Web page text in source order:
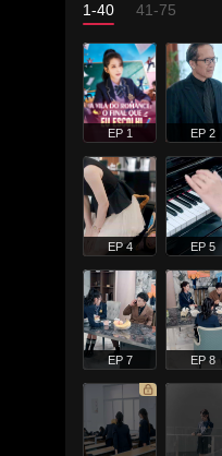
1-40 41-75
EP 1 EP 2
EP 4 EP 5
EP 7 EP 8